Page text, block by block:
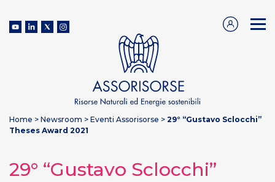
Home > Newsroom > Eventi Assorisorse > 29° “Gustavo Sclocchi”
Theses Award 2021
29° “Gustavo Sclocchi”